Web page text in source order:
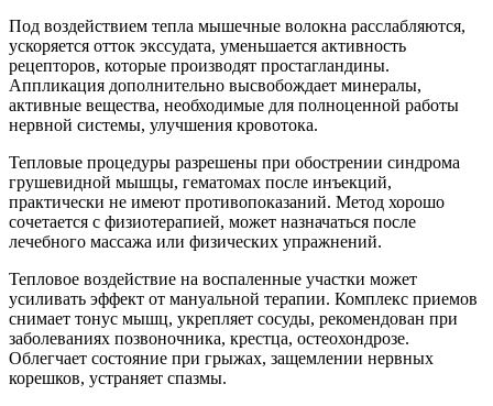
Под воздействием тепла мышечные волокна расслабляются,
ускоряется отток экссудата, уменьшается активность
рецепторов, которые производят простагландины.
Аппликация дополнительно высвобождает минералы,
активные вещества, необходимые для полноценной работы
нервной системы, улучшения кровотока.
Тепловые процедуры разрешены при обострении синдрома
грушевидной мышцы, гематомах после инъекций,
практически не имеют противопоказаний. Метод хорошо
сочетается с физиотерапией, может назначаться после
лечебного массажа или физических упражнений.
Тепловое воздействие на воспаленные участки может
усиливать эффект от мануальной терапии. Комплекс приемов
снимает тонус мышц, укрепляет сосуды, рекомендован при
заболеваниях позвоночника, крестца, остеохондрозе.
Облегчает состояние при грыжах, защемлении нервных
корешков, устраняет спазмы.